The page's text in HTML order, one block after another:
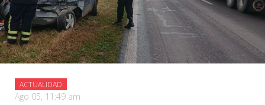
ACTUALIDAD
Ago 05, 11:49 am